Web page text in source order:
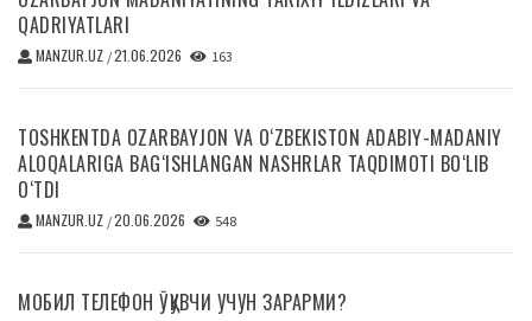
QADRIYATLARI
MANZUR.UZ /21.06.2026 163
TOSHKENTDA OZARBAYJON VA O‘ZBEKISTON ADABIY-MADANIY
ALOQALARIGA BAG‘ISHLANGAN NASHRLAR TAQDIMOTI BO‘LIB
O‘TDI
MANZUR.UZ /20.06.2026 548
МОБИЛ ТЕЛЕФОН ЎҚУВЧИ УЧУН ЗАРАРМИ?